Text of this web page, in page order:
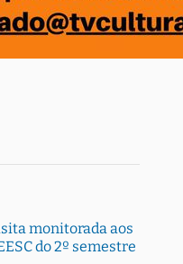
monitorada aos
do 2º semestre